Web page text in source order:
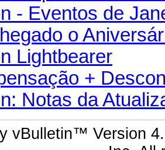
- Eventos de
o
Lightbearer
+
Notas da
vBulletin™ Version